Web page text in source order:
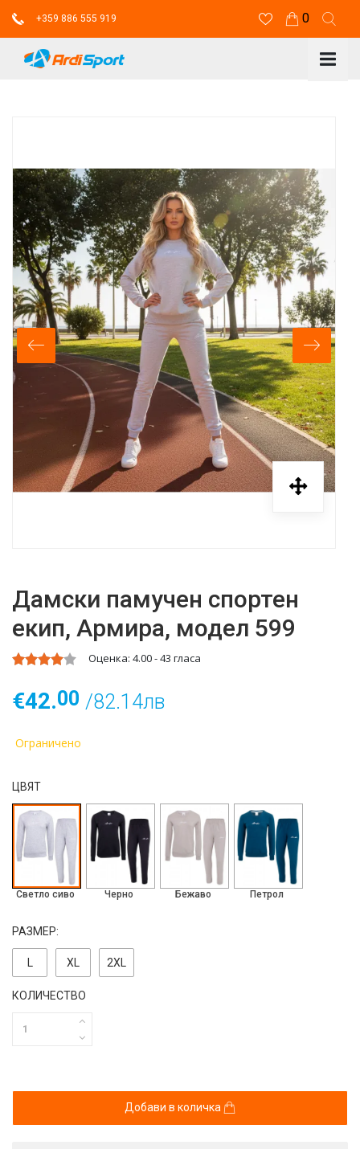
+359 886 555 919 0
Дамски памучен спортен
екип, Армира, модел 599
Оценка: 4.00-43 гласа
€42.00 /82.14лв
Ограничено
ЦВЯТ
Светло сиво Черно Бежаво Петрол
РАЗМЕР:
ХL 2ХL
КОЛИЧЕСТВО
Добави в количка